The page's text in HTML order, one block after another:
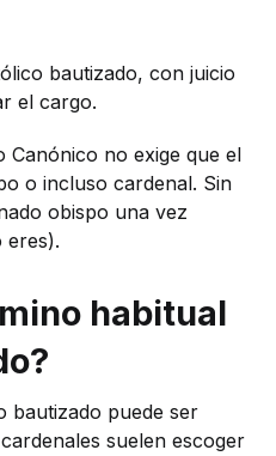
bautizado, con juicio
el cargo.
Canónico no exige que el
o incluso cardenal. Sin
obispo una vez
eres).
habitual
bautizado puede ser
suelen escoger